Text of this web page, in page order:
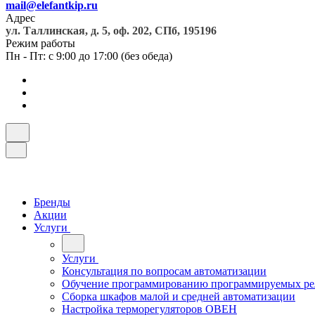
mail@elefantkip.ru
Адрес
ул. Таллинская, д. 5, оф. 202, СПб, 195196
Режим работы
Пн - Пт: с 9:00 до 17:00 (без обеда)
Бренды
Акции
Услуги
Услуги
Консультация по вопросам автоматизации
Обучение программированию программируемых
Сборка шкафов малой и средней автоматизации
Настройка терморегуляторов ОВЕН